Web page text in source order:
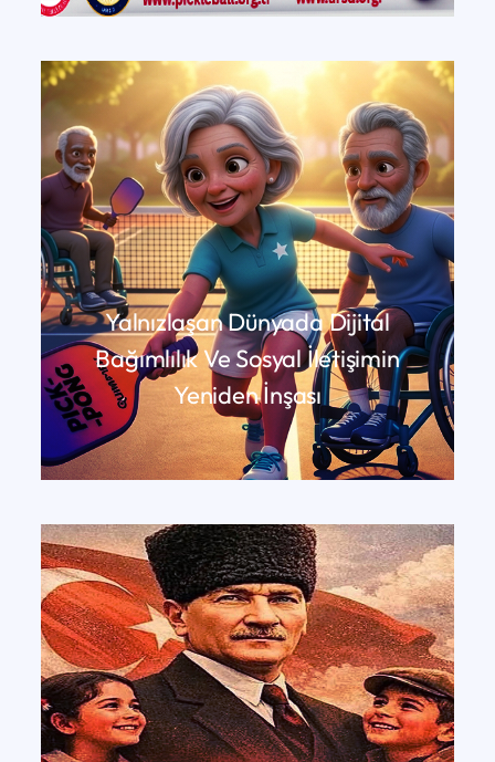
Yalnızlaşan Dünyada Dijital
Bağımlılık Ve Sosyal İletişimin
Yeniden İnşası
DEVAMINI OKU